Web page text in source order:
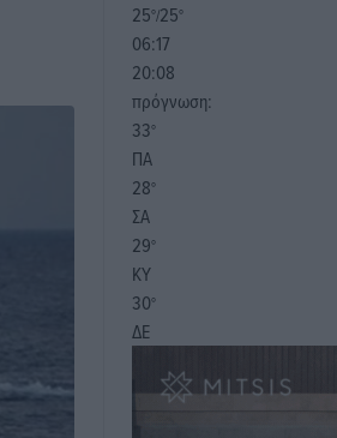
25°/25°
06:17
20:08
πρόγνωση:
33°
ΠΑ
28°
ΣΑ
29°
ΚΥ
30°
ΔΕ